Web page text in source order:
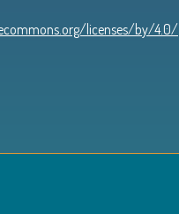
licenses/by/4.0/